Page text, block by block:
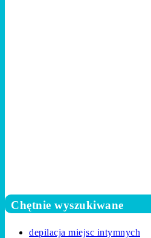
Chętnie wyszukiwane
depilacja miejsc intymnych